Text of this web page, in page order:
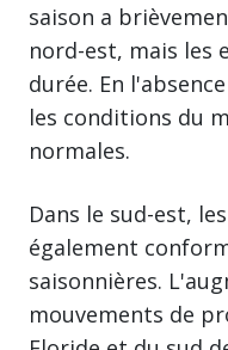
saison a
nord-est, mais les
durée. En
les conditions du
normales.
Dans le sud-est,
également
saisonnières.
mouvements de